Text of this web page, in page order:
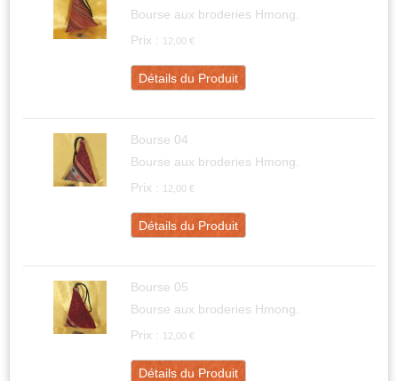
Bourse aux broderies Hmong.
Prix : 12,00 €
Détails du Produit
Bourse 04
Bourse aux broderies Hmong.
Prix : 12,00 €
Détails du Produit
Bourse 05
Bourse aux broderies Hmong.
Prix : 12,00 €
Détails du Produit